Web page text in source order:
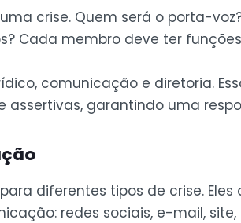
crise. Quem será o porta-
Cada membro deve ter
comunicação e diretoria.
garantindo uma
diferentes tipos de crise. Eles
redes sociais, e-mail,